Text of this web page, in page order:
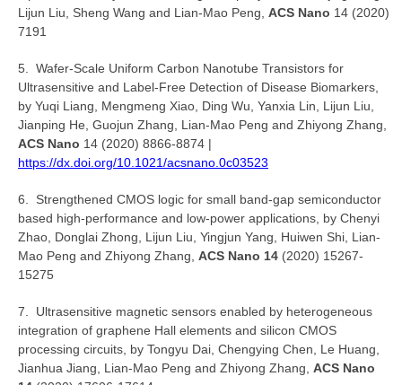
Lijun Liu, Sheng Wang and Lian-Mao Peng, ACS Nano 14 (2020)
7191
5. Wafer-Scale Uniform Carbon Nanotube Transistors for
Ultrasensitive and Label-Free Detection of Disease Biomarkers,
by Yuqi Liang, Mengmeng Xiao, Ding Wu, Yanxia Lin, Lijun Liu,
Jianping He, Guojun Zhang, Lian-Mao Peng and Zhiyong Zhang,
ACS Nano 14 (2020) 8866-8874 |
https://dx.doi.org/10.1021/acsnano.0c03523
6. Strengthened CMOS logic for small band-gap semiconductor
based high-performance and low-power applications, by Chenyi
Zhao, Donglai Zhong, Lijun Liu, Yingjun Yang, Huiwen Shi, Lian-
Mao Peng and Zhiyong Zhang, ACS Nano 14 (2020) 15267-
15275
7. Ultrasensitive magnetic sensors enabled by heterogeneous
integration of graphene Hall elements and silicon CMOS
processing circuits, by Tongyu Dai, Chengying Chen, Le Huang,
Jianhua Jiang, Lian-Mao Peng and Zhiyong Zhang, ACS Nano